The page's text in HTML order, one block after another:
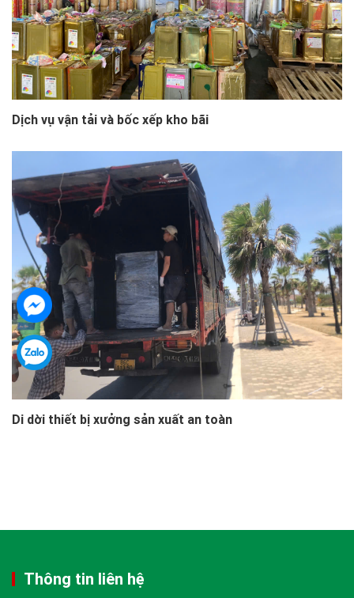
Dịch vụ vận tải và bốc xếp kho bãi
Di dời thiết bị xưởng sản xuất an toàn
Thông tin liên hệ